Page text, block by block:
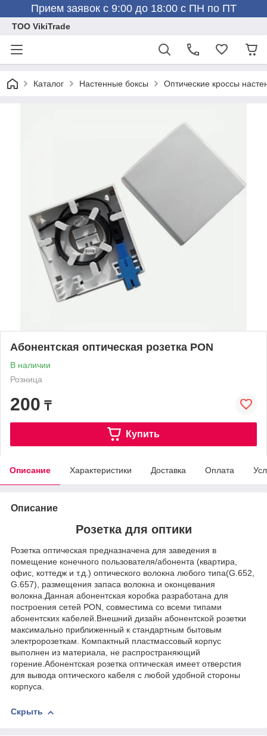
Прием заявок с 9:00 до 18:00 с ПН по ПТ
ТОО VikiTrade
Каталог Настенные боксы Оптические кроссы
Абонентская оптическая розетка PON
В наличии
Розница
200 ₸
Купить
Описание Характеристики Доставка Оплата
Описание
Розетка для оптики
Розетка оптическая предназначена для заведения в
помещение конечного пользователя/абонента (квартира,
офис, коттедж и т.д.) оптического волокна любого типа(G.652,
G.657), размещения запаса волокна и оконцевания
волокна.Данная абонентская коробка разработана для
построения сетей PON, совместима со всеми типами
абонентских кабелей.Внешний дизайн абонентской розетки
максимально приближенный к стандартным бытовым
электророзеткам. Компактный пластмассовый корпус
выполнен из материала, не распространяющий
горение.Абонентская розетка оптическая имеет отверстия
для вывода оптического кабеля с любой удобной стороны
корпуса.
Скрыть